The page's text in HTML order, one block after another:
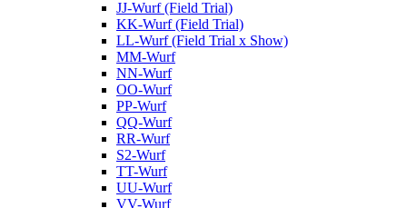
JJ-Wurf (Field Trial)
KK-Wurf (Field Trial)
LL-Wurf (Field Trial x Show)
MM-Wurf
NN-Wurf
OO-Wurf
PP-Wurf
QQ-Wurf
RR-Wurf
S2-Wurf
TT-Wurf
UU-Wurf
VV-Wurf